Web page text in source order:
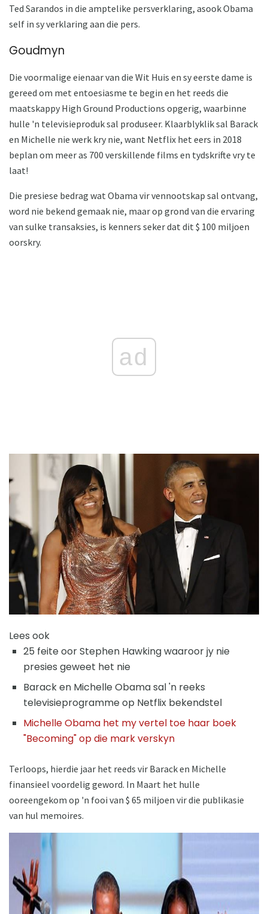
Ted Sarandos in die amptelike persverklaring, asook Obama
self in sy verklaring aan die pers.
Goudmyn
Die voormalige eienaar van die Wit Huis en sy eerste dame is
gereed om met entoesiasme te begin en het reeds die
maatskappy High Ground Productions opgerig, waarbinne
hulle 'n televisieproduk sal produseer. Klaarblyklik sal Barack
en Michelle nie werk kry nie, want Netflix het eers in 2018
beplan om meer as 700 verskillende films en tydskrifte vry te
laat!
Die presiese bedrag wat Obama vir vennootskap sal ontvang,
word nie bekend gemaak nie, maar op grond van die ervaring
van sulke transaksies, is kenners seker dat dit $ 100 miljoen
oorskry.
ad
Lees ook
25 feite oor Stephen Hawking waaroor jy nie
presies geweet het nie
Barack en Michelle Obama sal 'n reeks
televisieprogramme op Netflix bekendstel
Michelle Obama het my vertel toe haar boek
"Becoming" op die mark verskyn
Terloops, hierdie jaar het reeds vir Barack en Michelle
finansieel voordelig geword. In Maart het hulle
ooreengekom op 'n fooi van $ 65 miljoen vir die publikasie
van hul memoires.